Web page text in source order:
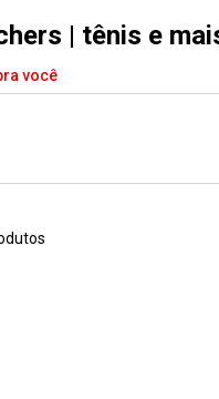
| tênis e
você